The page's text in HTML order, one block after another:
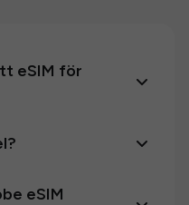
eSIM för
eSIM